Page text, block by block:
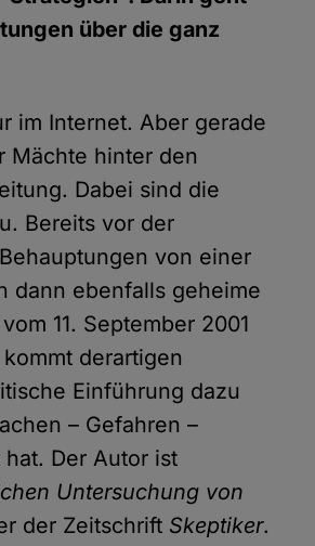
über die ganz
im Internet. Aber gerade
Mächte hinter den
Dabei sind die
Bereits vor der
von einer
dann ebenfalls geheime
11. September 2001
derartigen
Einführung dazu
– Gefahren –
Der Autor ist
Untersuchung von
der Zeitschrift Skeptiker.